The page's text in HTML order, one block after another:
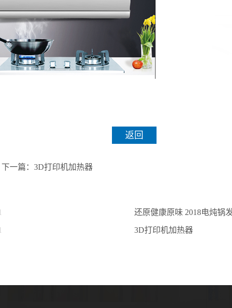
返回
下一篇： 3D打印机加热器
还原健康原味 2018电炖锅
展趋势
3D打印机加热器